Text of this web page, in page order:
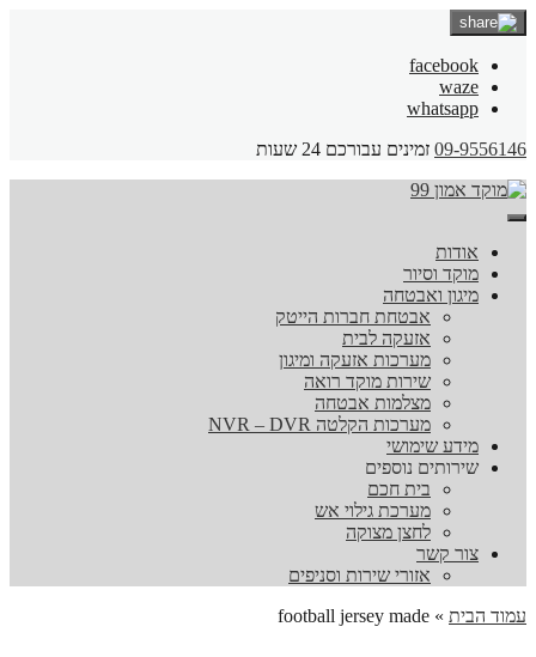
facebook
waze
whatsapp
09-9556146 זמינים עבורכם 24 שעות
אודות
מוקד וסיור
מיגון ואבטחה
אבטחת חברות הייטק
אזעקה לבית
מערכות אזעקה ומיגון
שירות מוקד רואה
מצלמות אבטחה
מערכות הקלטה NVR – DVR
מידע שימושי
שירותים נוספים
בית חכם
מערכת גילוי אש
לחצן מצוקה
צור קשר
אזורי שירות וסניפים
עמוד הבית »
football jersey made